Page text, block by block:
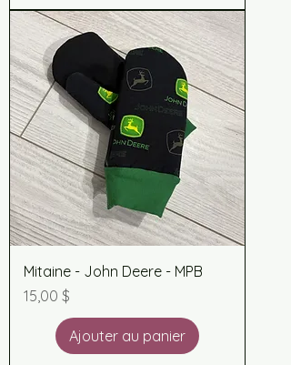
Mitaine - John Deere - MPB
Prix
15,00 $
Ajouter au panier